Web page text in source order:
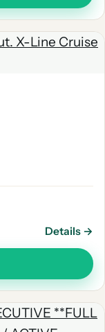
Details →